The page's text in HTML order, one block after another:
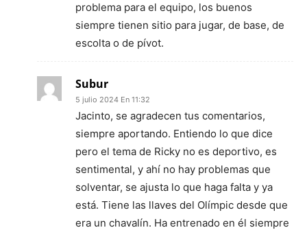
problema para el equipo, los buenos
siempre tienen sitio para jugar, de base, de
escolta o de pívot.
Subur
5 julio 2024 En 11:32
Jacinto, se agradecen tus comentarios,
siempre aportando. Entiendo lo que dice
pero el tema de Ricky no es deportivo, es
sentimental, y ahí no hay problemas que
solventar, se ajusta lo que haga falta y ya
está. Tiene las llaves del Olímpic desde que
era un chavalín. Ha entrenado en él siempre